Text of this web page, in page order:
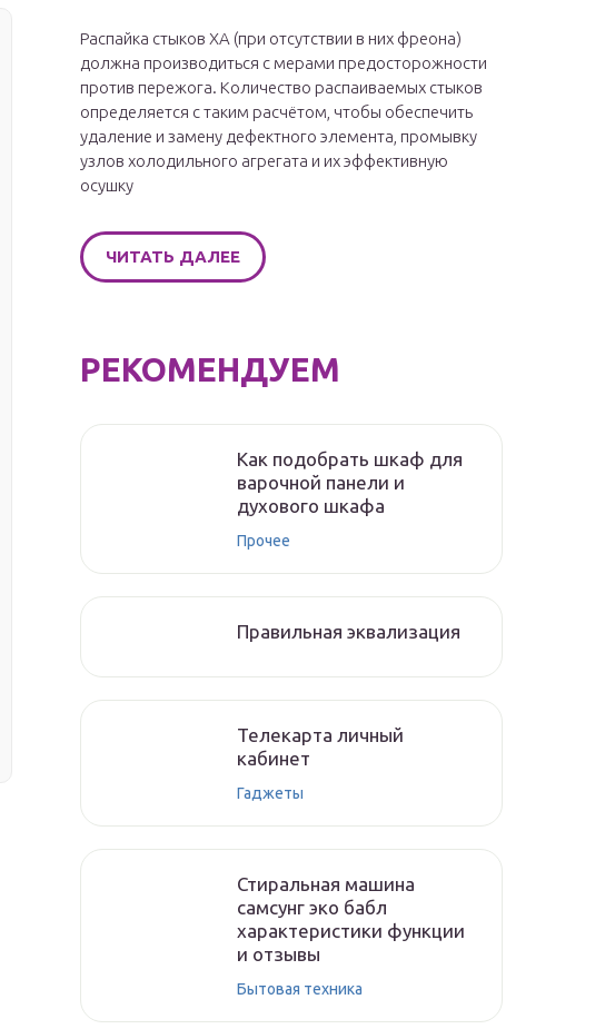
Распайка стыков ХА (при отсутствии в них фреона)
должна производиться с мерами предосторожности
против пережога. Количество распаиваемых стыков
определяется с таким расчётом, чтобы обеспечить
удаление и замену дефектного элемента, промывку
узлов холодильного агрегата и их эффективную
осушку
ЧИТАТЬ ДАЛЕЕ
РЕКОМЕНДУЕМ
Как подобрать шкаф для
варочной панели и
духового шкафа
Прочее
Правильная эквализация
Телекарта личный
кабинет
Гаджеты
Стиральная машина
самсунг эко бабл
характеристики функции
и отзывы
Бытовая техника